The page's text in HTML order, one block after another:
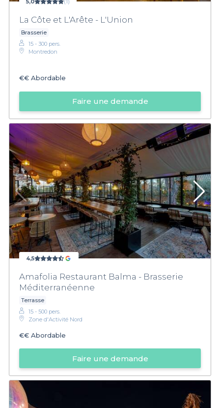
La Côte et L'Arête - L'Union
Brasserie
15 - 300 pers.
Montredon
€€ Abordable
Faire une demande
4,5
Amafolia Restaurant Balma - Brasserie
Méditerranéenne
Terrasse
15 - 500 pers.
Zone d'Activité Nord
€€ Abordable
Faire une demande